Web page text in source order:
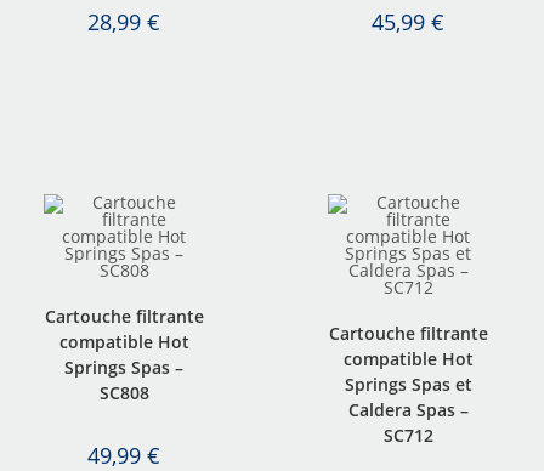
28,99 € 45,99 €
Cartouche filtrante
compatible Hot
Springs Spas –
SC808
49,99 €
Cartouche filtrante
compatible Hot
Springs Spas et
Caldera Spas –
SC712